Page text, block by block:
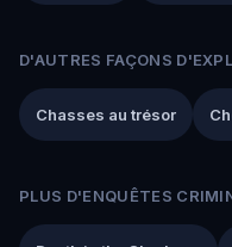
D'AUTRES FAÇONS
Chasses au trésor
PLUS D'ENQUÊTES